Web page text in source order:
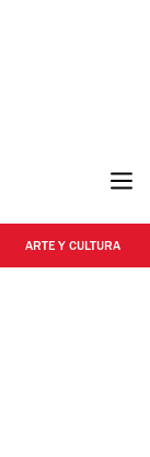
ARTE Y CULTURA